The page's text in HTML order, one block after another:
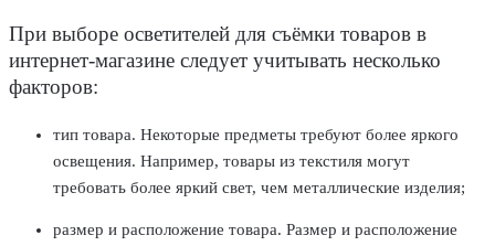
При выборе осветителей для съёмки товаров в
интернет-магазине следует учитывать несколько
факторов:
тип товара. Некоторые предметы требуют более яркого
освещения. Например, товары из текстиля могут
требовать более яркий свет, чем металлические изделия;
размер и расположение товара. Размер и расположение